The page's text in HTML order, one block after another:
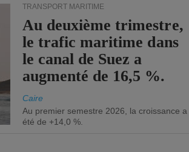
TRANSPORT MARITIME
Au deuxième trimestre,
le trafic maritime dans
le canal de Suez a
augmenté de 16,5 %.
Caire
Au premier semestre 2026, la croissance a
été de +14,0 %.